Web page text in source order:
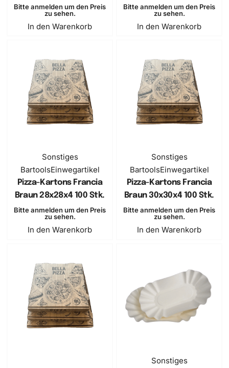
Bitte anmelden um den Preis
zu sehen.
In den Warenkorb
Bitte anmelden um den Preis
zu sehen.
In den Warenkorb
Sonstiges
BartoolsEinwegartikel
Pizza-Kartons Francia
Braun 28x28x4 100 Stk.
Bitte anmelden um den Preis
zu sehen.
In den Warenkorb
Sonstiges
BartoolsEinwegartikel
Pizza-Kartons Francia
Braun 30x30x4 100 Stk.
Bitte anmelden um den Preis
zu sehen.
In den Warenkorb
Sonstiges